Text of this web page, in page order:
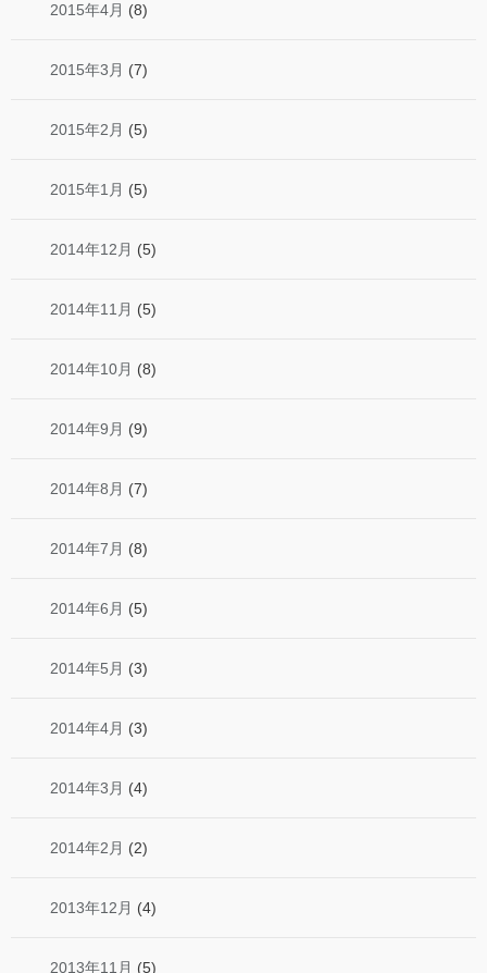
2015年4月 (8)
2015年3月 (7)
2015年2月 (5)
2015年1月 (5)
2014年12月 (5)
2014年11月 (5)
2014年10月 (8)
2014年9月 (9)
2014年8月 (7)
2014年7月 (8)
2014年6月 (5)
2014年5月 (3)
2014年4月 (3)
2014年3月 (4)
2014年2月 (2)
2013年12月 (4)
2013年11月 (5)